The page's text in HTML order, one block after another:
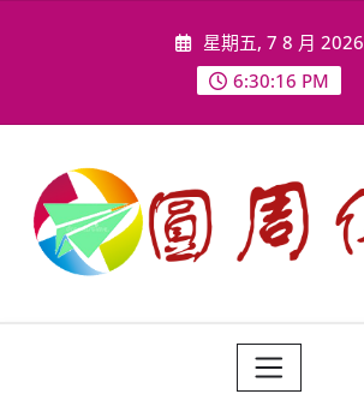
星期五, 7 8 月 2026
6:30:18 PM